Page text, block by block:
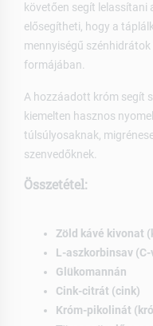
követően segít lelassítani
elősegítheti, hogy a
mennyiségű
formájában.
A hozzáadott króm segít
kiemelten hasznos
túlsúlyosaknak,
szenvedőknek.
Összetétel:
Zöld kávé kivonat
L-aszkorbinsav
Glükomannán
Cink-citrát (cink)
Króm-pikolinát